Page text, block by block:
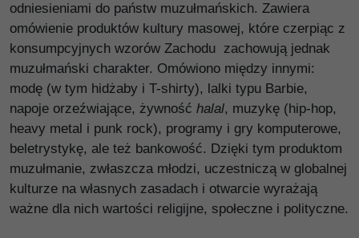
odniesieniami do państw muzułmańskich. Zawiera
omówienie produktów kultury masowej, które czerpiąc z
konsumpcyjnych wzorów Zachodu zachowują jednak
muzułmański charakter. Omówiono między innymi:
modę (w tym hidżaby i T-shirty), lalki typu Barbie,
napoje orzeźwiające, żywność halal, muzykę (hip-hop,
heavy metal i punk rock), programy i gry komputerowe,
beletrystykę, ale też bankowość. Dzięki tym produktom
muzułmanie, zwłaszcza młodzi, uczestniczą w globalnej
kulturze na własnych zasadach i otwarcie wyrażają
ważne dla nich wartości religijne, społeczne i polityczne.